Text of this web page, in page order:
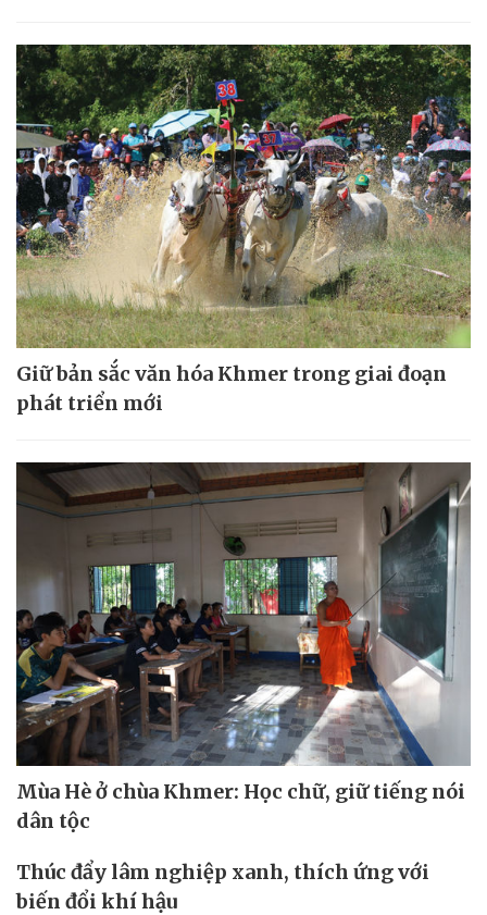
Giữ bản sắc văn hóa Khmer trong giai đoạn
phát triển mới
Mùa Hè ở chùa Khmer: Học chữ, giữ tiếng nói
dân tộc
Thúc đẩy lâm nghiệp xanh, thích ứng với
biến đổi khí hậu